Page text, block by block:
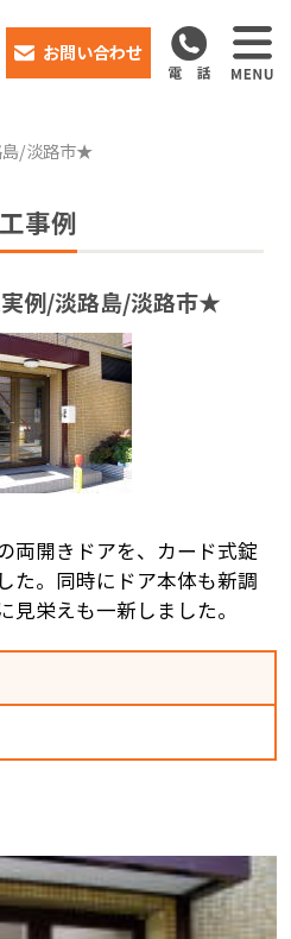
お問い合わせ
島/淡路市★
事例
例/淡路島/淡路市★
両開きドアを、カード式錠
た。同時にドア本体も新調
見栄えも一新しました。